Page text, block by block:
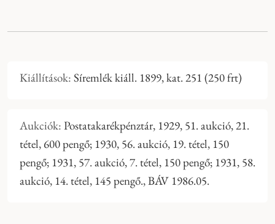
Kiállítások: Síremlék kiáll. 1899, kat. 251 (250 frt)
Aukciók: Postatakarékpénztár, 1929, 51. aukció, 21.
tétel, 600 pengő; 1930, 56. aukció, 19. tétel, 150
pengő; 1931, 57. aukció, 7. tétel, 150 pengő; 1931, 58.
aukció, 14. tétel, 145 pengő., BÁV 1986.05.